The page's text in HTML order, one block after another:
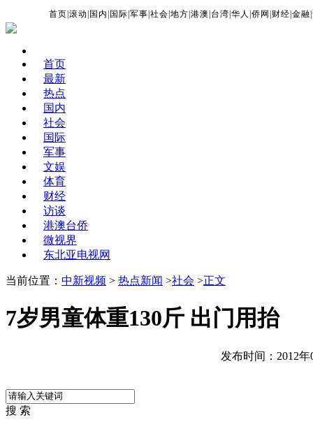
首页 |滚动 国内 国际 |军事 |社会 |地方 |港澳 台湾 |华人 |侨网 财经 |金融 |
首页
最新
热点
国内
社会
国际
军事
文娱
体育
财经
访谈
港澳台侨
微视界
东北亚电视网
当前位置： 中新视频 > 热点新闻 >社会 >正文
7岁男童体重130斤 出门用抬
发布时间：2012年
搜 索